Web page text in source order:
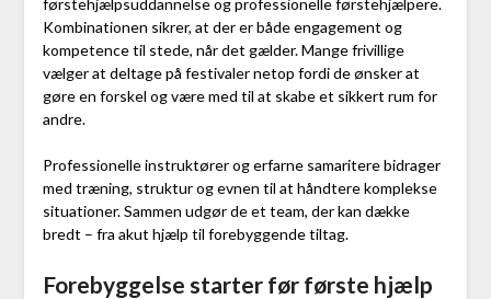
Kombinationen sikrer, at der er både engagement og
kompetence til stede, når det gælder. Mange frivillige
vælger at deltage på festivaler netop fordi de ønsker at
gøre en forskel og være med til at skabe et sikkert rum for
andre.
Professionelle instruktører og erfarne samaritere bidrager
med træning, struktur og evnen til at håndtere komplekse
situationer. Sammen udgør de et team, der kan dække
bredt – fra akut hjælp til forebyggende tiltag.
Forebyggelse starter før første hjælp